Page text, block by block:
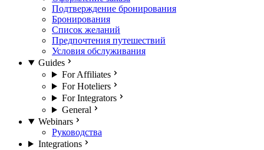
Подтверждение бронирования
Бронирования
Список желаний
Предпочтения путешествий
Условия обслуживания
Guides
For Affiliates
For Hoteliers
For Integrators
General
Webinars
Руководства
Integrations